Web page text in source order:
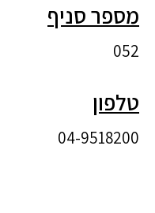
מספר סניף
052
טלפון
04-9518200